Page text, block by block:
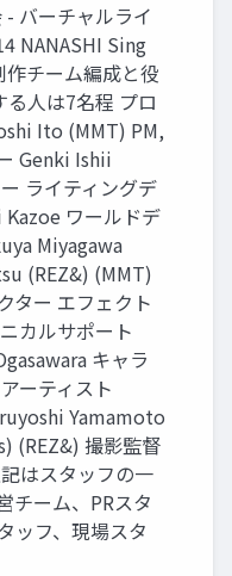
バーチャルライ
NANASHI Sing
チーム編成と役
人は7名程 プロ
Ito (MMT) PM,
Genki Ishii
ライティングデ
ワールドデ
Miyagawa
(REZ&) (MMT)
ター エフェクト
カルサポート
キャラ
ーティスト
Yamamoto
(REZ&) 撮影監督
はスタッフの一
チーム、PRスタ
ッフ、現場スタ